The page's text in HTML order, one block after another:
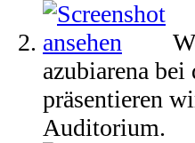
azubiarena
präsentieren
Auditorium.